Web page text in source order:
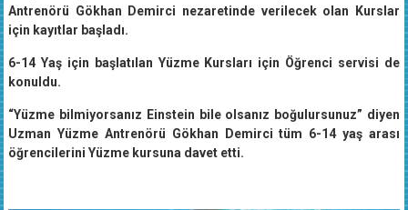
Antrenörü Gökhan Demirci nezaretinde verilecek olan Kurslar
için kayıtlar başladı.
6-14 Yaş için başlatılan Yüzme Kursları için Öğrenci servisi de
konuldu.
“Yüzme bilmiyorsanız Einstein bile olsanız boğulursunuz” diyen
Uzman Yüzme Antrenörü Gökhan Demirci tüm 6-14 yaş arası
öğrencilerini Yüzme kursuna davet etti.